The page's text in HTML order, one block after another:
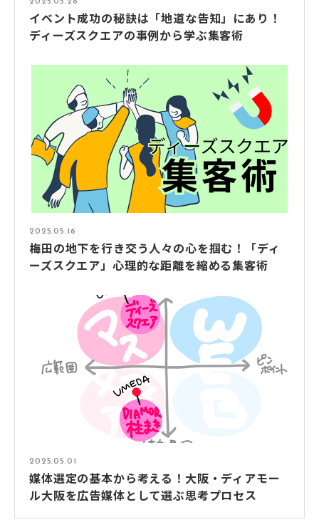
イベント成功の秘訣は「地道な告知」にあり！
ディーズスクエアの事例から学ぶ集客術
2025.05.16
梅田の地下を行き交う人々の心を掴む！「ディ
ーズスクエア」心理的な距離を縮める集客術
2025.05.01
媒体選定の基本から考える！大阪・ディアモー
ル大阪を広告媒体として選ぶ思考プロセス